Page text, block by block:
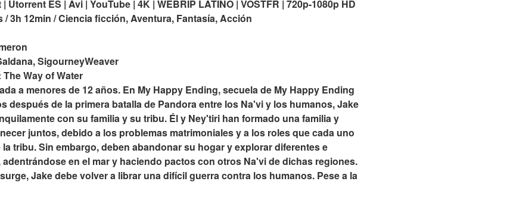
ES | Avi | YouTube | 4K | WEBRIP LATINO | VOSTFR | 720p-1080p HD
/ 3h 12min / Ciencia ficción, Aventura, Fantasía, Acción
SigourneyWeaver
Way of Water
a menores de 12 años. En My Happy Ending, secuela de My Happy Ending
después de la primera batalla de Pandora entre los Na'vi y los humanos, Jake
con su familia y su tribu. Él y Ney'tiri han formado una familia y
juntos, debido a los problemas matrimoniales y a los roles que cada uno
tribu. Sin embargo, deben abandonar su hogar y explorar diferentes e
en el mar y haciendo pactos con otros Na'vi de dichas regiones.
Jake debe volver a librar una difícil guerra contra los humanos. Pese a la